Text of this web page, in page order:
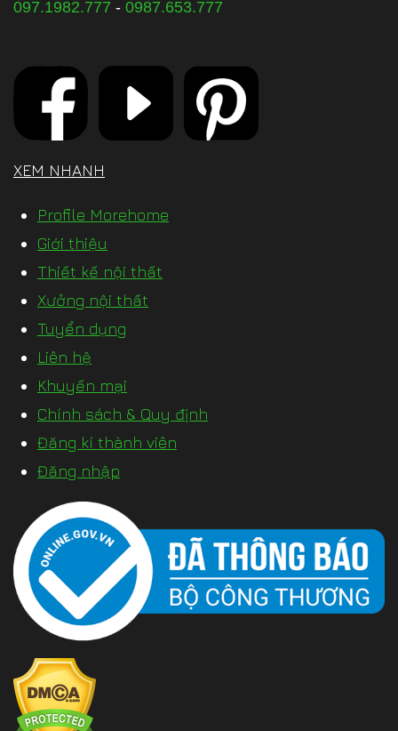
097.1982.777 - 0987.653.777
XEM NHANH
Profile Morehome
Giới thiệu
Thiết kế nội thất
Xưởng nội thất
Tuyển dụng
Liên hệ
Khuyến mại
Chính sách & Quy định
Đăng kí thành viên
Đăng nhập